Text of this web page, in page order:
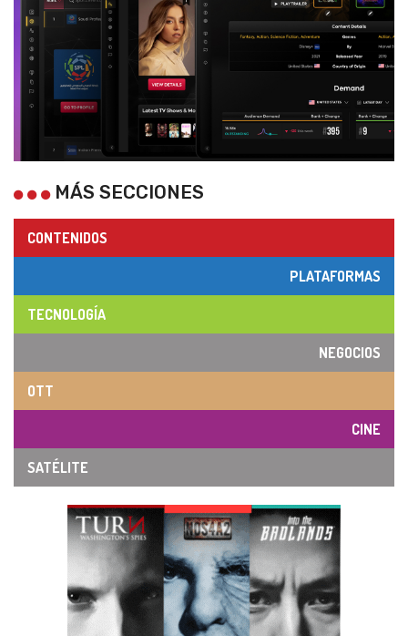
MÁS SECCIONES
CONTENIDOS
PLATAFORMAS
TECNOLOGÍA
NEGOCIOS
OTT
CINE
SATÉLITE